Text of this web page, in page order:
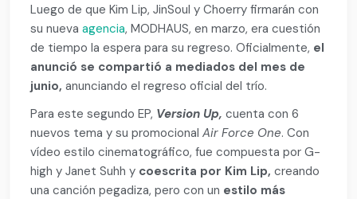
Luego de que Kim Lip, JinSoul y Choerry firmarán con
su nuevaagencia, MODHAUS, en marzo, era cuestión
de tiempo la espera para su regreso. Oficialmente, el
anunció se compartió a mediados del mes de
junio, anunciando el regreso oficial del trío.
Para este segundo EP, Version Up, cuenta con 6
nuevos tema y su promocional Air Force One. Con
vídeo estilo cinematográfico, fue compuesta por G-
high y Janet Suhh y coescrita por Kim Lip,creando
una canción pegadiza, pero con un estilo más